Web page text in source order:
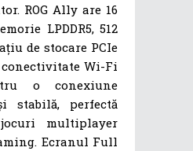
ROG Ally are 16
LPDDR5, 512
de stocare PCIe
Wi-Fi
o conexiune
stabilă, perfectă
multiplayer
Ecranul Full